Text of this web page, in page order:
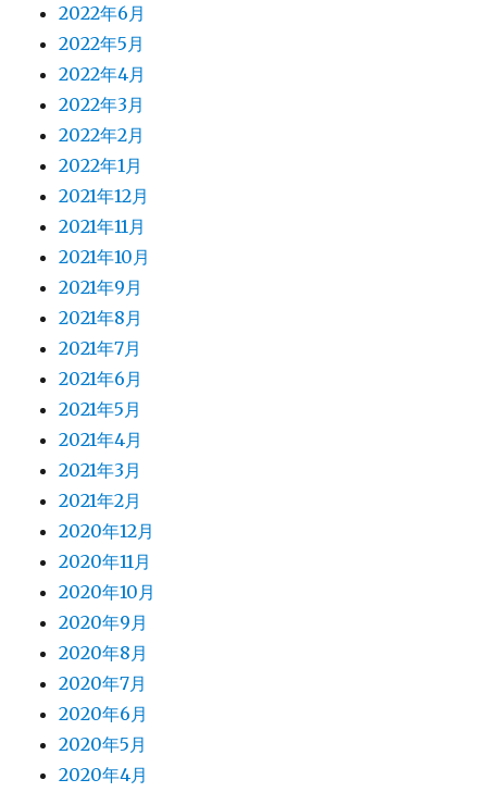
2022年6月
2022年5月
2022年4月
2022年3月
2022年2月
2022年1月
2021年12月
2021年11月
2021年10月
2021年9月
2021年8月
2021年7月
2021年6月
2021年5月
2021年4月
2021年3月
2021年2月
2020年12月
2020年11月
2020年10月
2020年9月
2020年8月
2020年7月
2020年6月
2020年5月
2020年4月